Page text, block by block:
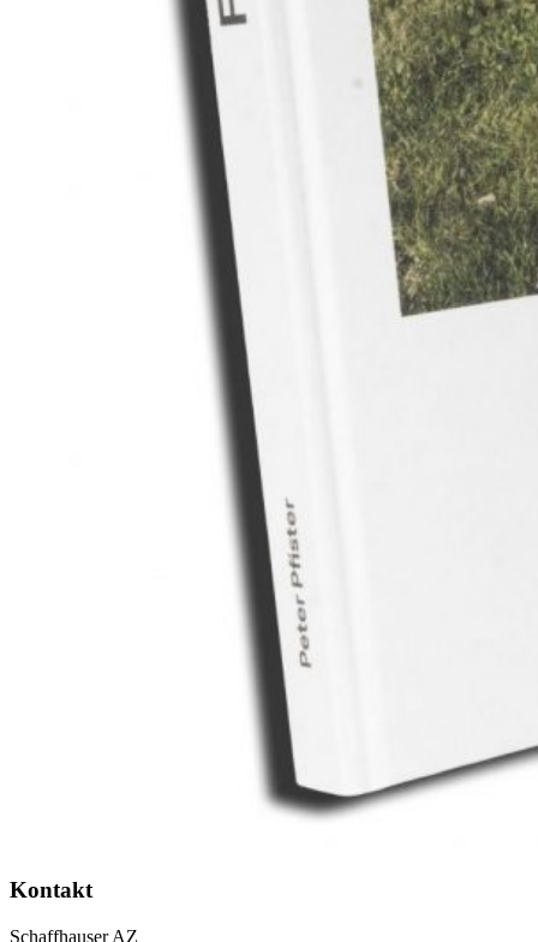
Kontakt
Schaffhauser AZ